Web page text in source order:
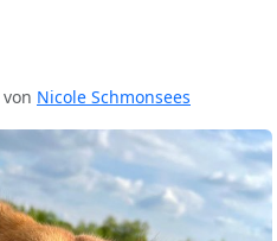
von Nicole Schmonsees